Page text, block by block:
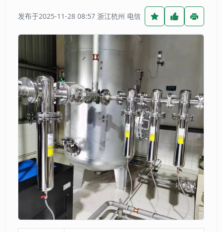
发布于2025-11-28 08:57 浙江杭州 电信